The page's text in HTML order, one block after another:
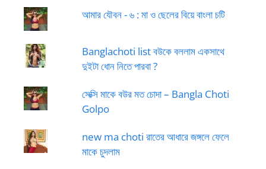
আমার যৌবন - ৬ : মা ও ছেলের বিয়ে বাংলা চটি
Banglachoti list বউকে বললাম একসাথে
দুইটা ধোন নিতে পারবা ?
সেক্সি মাকে বউর মত চোদা – Bangla Choti
Golpo
new ma choti রাতের আধারে জঙ্গলে ফেলে
মাকে চুদলাম